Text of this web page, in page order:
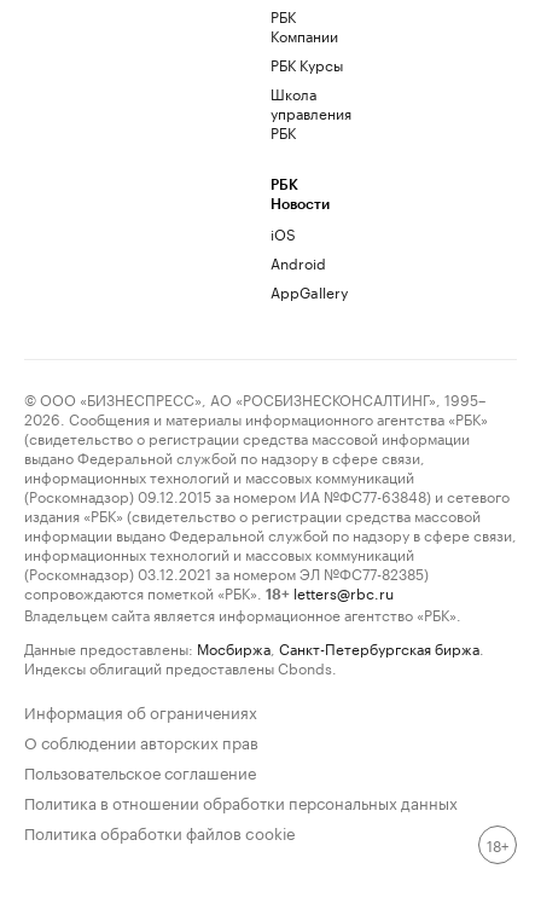
РБК
Компании
РБК Курсы
Школа
управления
РБК
РБК
Новости
iOS
Android
AppGallery
© ООО «БИЗНЕСПРЕСС», АО «РОСБИЗНЕСКОНСАЛТИНГ», 1995–
2026. Сообщения и материалы информационного агентства «РБК»
(свидетельство о регистрации средства массовой информации
выдано Федеральной службой по надзору в сфере связи,
информационных технологий и массовых коммуникаций
(Роскомнадзор) 09.12.2015 за номером ИА №ФС77-63848) и сетевого
издания «РБК» (свидетельство о регистрации средства массовой
информации выдано Федеральной службой по надзору в сфере связи,
информационных технологий и массовых коммуникаций
(Роскомнадзор) 03.12.2021 за номером ЭЛ №ФС77-82385)
сопровождаются пометкой «РБК».
18+ letters@rbc.ru
Владельцем сайта является информационное агентство «РБК».
Данные предоставлены: Мосбиржа Санкт-Петербургская биржа
Индексы облигаций предоставлены Cbonds.
Информация об ограничениях
О соблюдении авторских прав
Пользовательское соглашение
Политика в отношении обработки персональных данных
Политика обработки файлов cookie
18+